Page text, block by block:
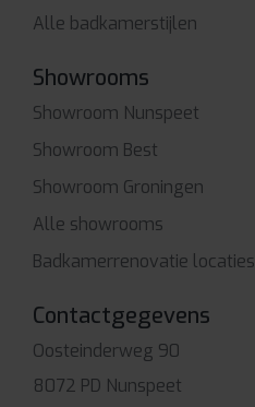
Alle badkamerstijlen
Showrooms
Showroom Nunspeet
Showroom Best
Showroom Groningen
Alle showrooms
Badkamerrenovatie locaties
Contactgegevens
Oosteinderweg 90
8072 PD Nunspeet